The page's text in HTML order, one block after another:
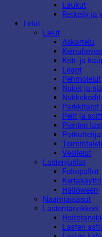
Laukut
Retkeily ja
Lelut
Lelut
Askartelu
Koti- ja
Legot
Pehmolelut
Nuket ja
Nukkekodit
Parkkitalot
Pelit ja
Pienten
Vesilelut
Lastenjuhlat
Foliopallot
Halloween
Naamiaisasut
Lastentarvikkeet
Lasten